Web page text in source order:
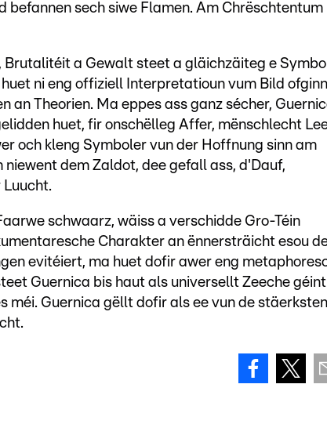
befannen sech siwe Flamen. Am Chrëschtentum
Brutalitéit a Gewalt steet a gläichzäiteg e
ni eng offiziell Interpretatioun vum Bild
an Theorien. Ma eppes ass ganz sécher,
huet, fir onschëlleg Affer, mënschlecht
och kleng Symboler vun der Hoffnung sinn am
niewent dem Zaldot, dee gefall ass, d'Dauf,
schwaarz, wäiss a verschidde Gro-Téin
Charakter an ënnersträicht esou
evitéiert, ma huet dofir awer eng
Guernica bis haut als universellt Zeeche géint
méi. Guernica gëllt dofir als ee vun de stäerksten